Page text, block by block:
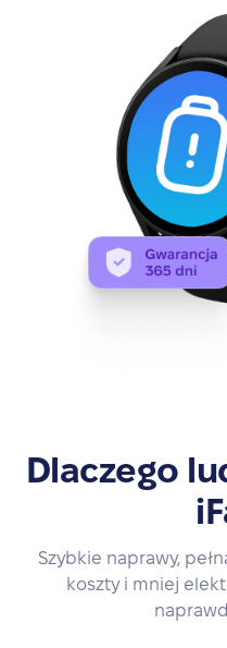
Dlaczego
Szybkie naprawy,
koszty i mniej